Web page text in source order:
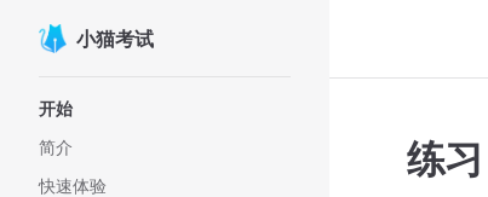
Skip to content
小猫考试
开始
简介
快速体验
练习